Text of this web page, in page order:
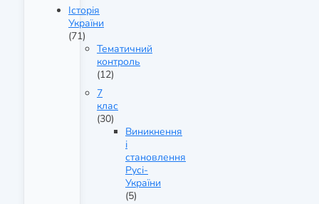
Історія
України
(71)
Тематичний
контроль
(12)
7
клас
(30)
Виникнення
і
становлення
Русі-
України
(5)